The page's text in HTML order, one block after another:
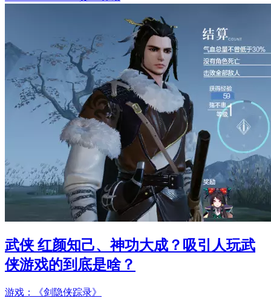
武侠 红颜知己、神功大成？吸引人玩武
侠游戏的到底是啥？
游戏：《剑隐侠踪录》